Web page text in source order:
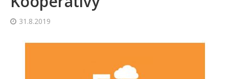
31.8.2019